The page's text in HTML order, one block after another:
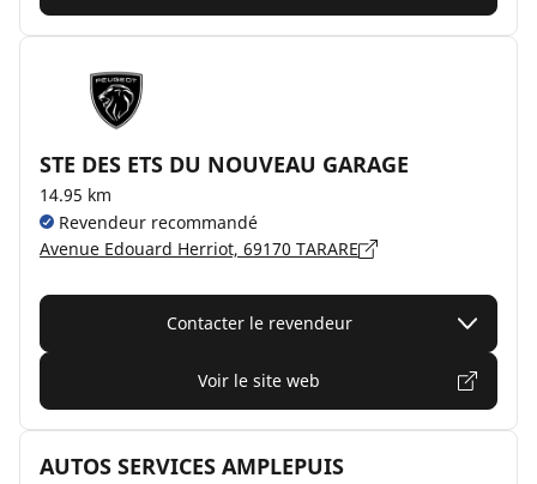
STE DES ETS DU NOUVEAU GARAGE
14.95 km
Revendeur recommandé
Avenue Edouard Herriot, 69170 TARARE
Contacter le revendeur
Voir le site web
AUTOS SERVICES AMPLEPUIS